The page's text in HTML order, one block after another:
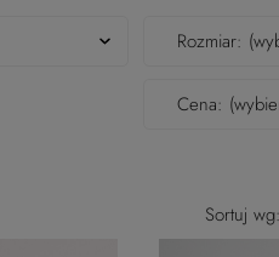
Rozmiar:
Cena:
Sortuj wg: